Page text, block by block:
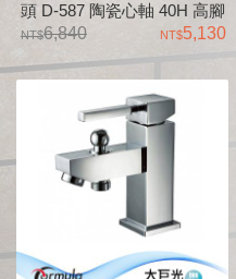
頭 D-587 陶瓷心軸 40H 高腳
搭配單段式蓮蓬頭 全套零件
附拉桿式落水頭
6,840 5,130